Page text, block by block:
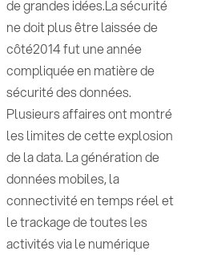
de grandes idées.La sécurité
ne doit plus être laissée de
côté2014 fut une année
compliquée en matière de
sécurité des données.
Plusieurs affaires ont montré
les limites de cette explosion
de la data. La génération de
données mobiles, la
connectivité en temps réel et
le trackage de toutes les
activités via le numérique